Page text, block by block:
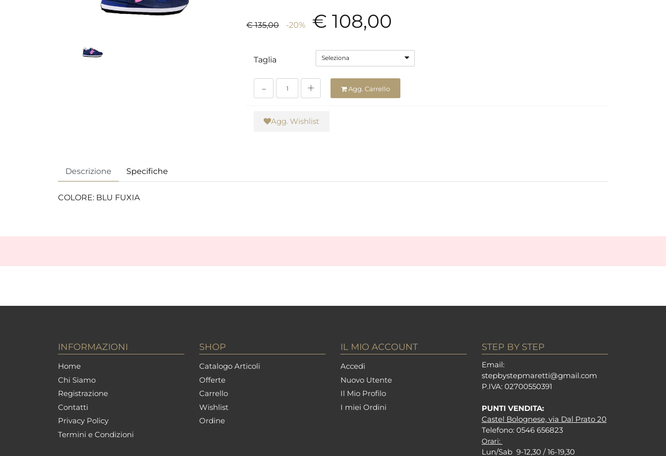
€ 135,00 -20% € 108,00
Taglia Seleziona
Agg. Carrello
Agg. Wishlist
Descrizione Specifiche
COLORE: BLU FUXIA
INFORMAZIONI
Home
Chi Siamo
Registrazione
Contatti
Privacy Policy
Termini e Condizioni
SHOP
Catalogo Articoli
Offerte
Carrello
Wishlist
Ordine
IL MIO ACCOUNT
Accedi
Nuovo Utente
Il Mio Profilo
I miei Ordini
STEP BY STEP
Email:
stepbystepmaretti@gmail.com
P.IVA: 02700550391
PUNTI VENDITA:
Castel Bolognese, via Dal Prato 20
Telefono: 0546 656823
Orari:
Lun/Sab 9-12,30 / 16-19,30